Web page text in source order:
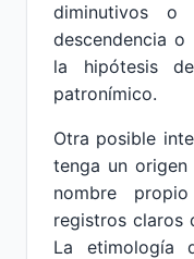
diminutivos o
descendencia
la hipótesis
patronímico.
Otra posible
tenga un
nombre
registros claros
La etimología